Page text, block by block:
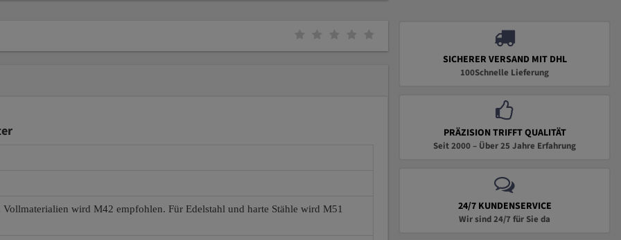
wird M42 empfohlen. Für Edelstahl und harte Stähle wird M51
SICHERER VERSAND MIT DHL
100Schnelle Lieferung
PRÄZISION TRIFFT QUALITÄT
Seit 2000 – Über 25 Jahre Erfahrung
24/7 KUNDENSERVICE
Wir sind 24/7 für Sie da